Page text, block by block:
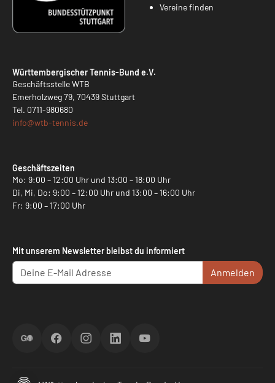
Vereine finden
Württembergischer Tennis-Bund e.V.
Geschäftsstelle WTB
Emerholzweg 79, 70439 Stuttgart
Tel. 0711-980680
info@wtb-tennis.de
Geschäftszeiten
Mo: 9:00 – 12:00 Uhr und 13:00 – 18:00 Uhr
Di, Mi, Do: 9:00 – 12:00 Uhr und 13:00 – 16:00 Uhr
Fr: 9:00 – 17:00 Uhr
Mit unserem Newsletter bleibst du informiert
Anmelden
ScoreGOFacebookInstagramLinkedInYouTube